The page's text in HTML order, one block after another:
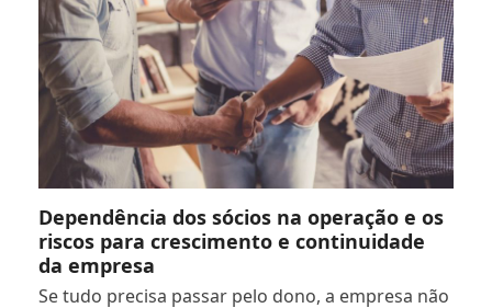
Dependência dos sócios na operação e os
riscos para crescimento e continuidade
da empresa
Se tudo precisa passar pelo dono, a empresa não